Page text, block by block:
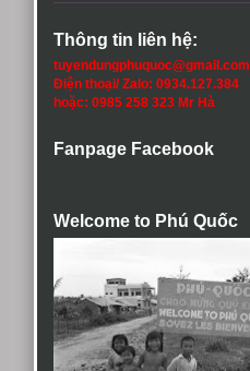
Thông tin liên hệ:
tuyendungphuquoc@gmail.com
Điện thoại/ Zalo: 0934.127.384
hoặc: 0985 258 323 Mr Hà
Fanpage Facebook
Welcome to Phú Quốc